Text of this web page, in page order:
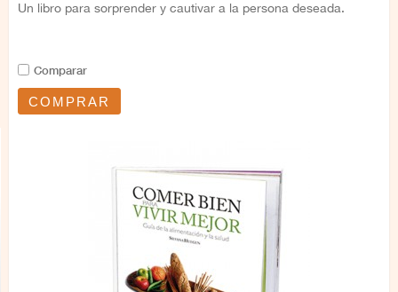
Un libro para sorprender y cautivar a la persona deseada.
Comparar
COMPRAR